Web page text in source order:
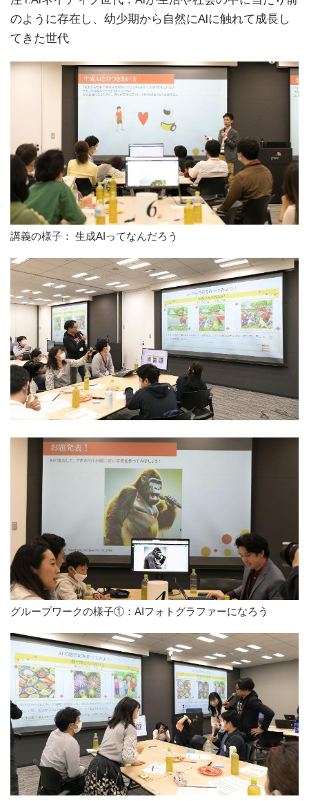
のように存在し、幼少期から自然にAIに触れて成長し
てきた世代
講義の様子： 生成AIってなんだろう
グループワークの様子①：AIフォトグラファーになろう